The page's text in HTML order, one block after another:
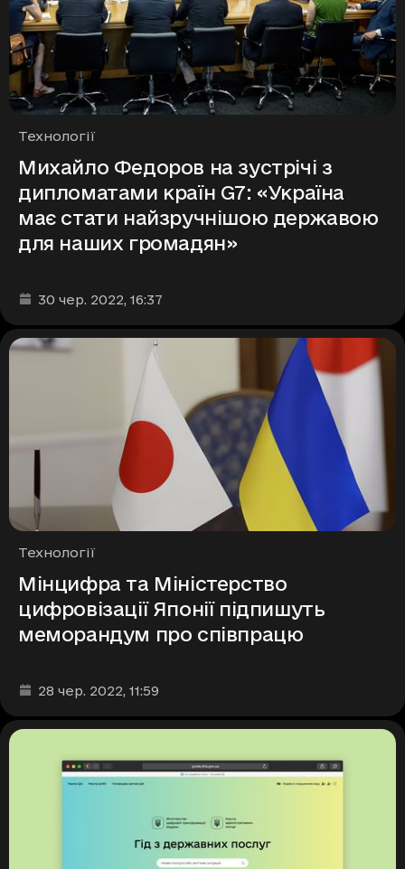
Рубрики
Технології
Михайло Федоров на зустрічі з
дипломатами країн G7: «Україна
має стати найзручнішою державою
для наших громадян»
Дата та час публікації
30 чер. 2022, 16:37
Рубрики
Технології
Мінцифра та Міністерство
цифровізації Японії підпишуть
меморандум про співпрацю
Дата та час публікації
28 чер. 2022, 11:59